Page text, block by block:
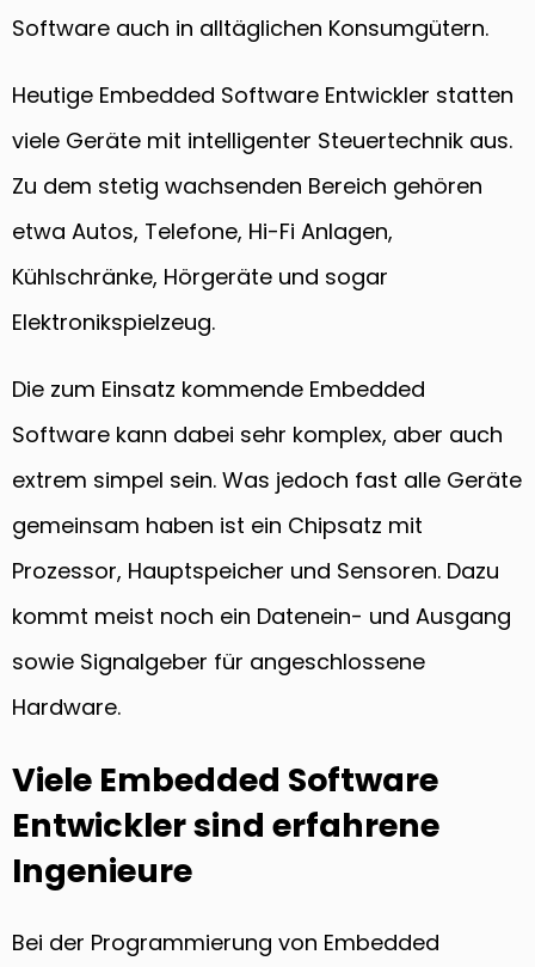
Software auch in alltäglichen Konsumgütern.
Heutige Embedded Software Entwickler statten
viele Geräte mit intelligenter Steuertechnik aus.
Zu dem stetig wachsenden Bereich gehören
etwa Autos, Telefone, Hi-Fi Anlagen,
Kühlschränke, Hörgeräte und sogar
Elektronikspielzeug.
Die zum Einsatz kommende Embedded
Software kann dabei sehr komplex, aber auch
extrem simpel sein. Was jedoch fast alle Geräte
gemeinsam haben ist ein Chipsatz mit
Prozessor, Hauptspeicher und Sensoren. Dazu
kommt meist noch ein Datenein- und Ausgang
sowie Signalgeber für angeschlossene
Hardware.
Viele Embedded Software
Entwickler sind erfahrene
Ingenieure
Bei der Programmierung von Embedded